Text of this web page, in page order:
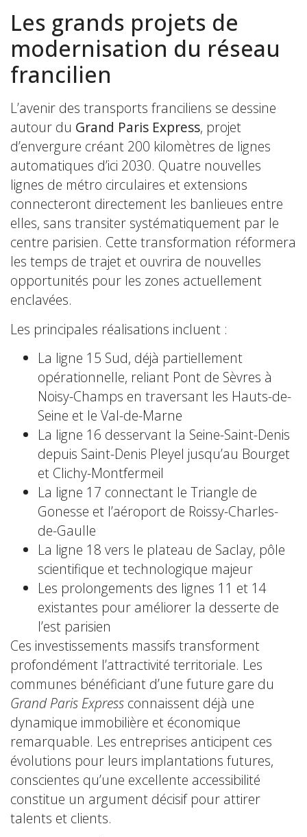
Les grands projets de
modernisation du réseau
francilien
L’avenir des transports franciliens se dessine
autour du Grand Paris Express, projet
d’envergure créant 200 kilomètres de lignes
automatiques d’ici 2030. Quatre nouvelles
lignes de métro circulaires et extensions
connecteront directement les banlieues entre
elles, sans transiter systématiquement par le
centre parisien. Cette transformation réformera
les temps de trajet et ouvrira de nouvelles
opportunités pour les zones actuellement
enclavées.
Les principales réalisations incluent :
La ligne 15 Sud, déjà partiellement
opérationnelle, reliant Pont de Sèvres à
Noisy-Champs en traversant les Hauts-de-
Seine et le Val-de-Marne
La ligne 16 desservant la Seine-Saint-Denis
depuis Saint-Denis Pleyel jusqu’au Bourget
et Clichy-Montfermeil
La ligne 17 connectant le Triangle de
Gonesse et l’aéroport de Roissy-Charles-
de-Gaulle
La ligne 18 vers le plateau de Saclay, pôle
scientifique et technologique majeur
Les prolongements des lignes 11 et 14
existantes pour améliorer la desserte de
l’est parisien
Ces investissements massifs transforment
profondément l’attractivité territoriale. Les
communes bénéficiant d’une future gare du
Grand Paris Express connaissent déjà une
dynamique immobilière et économique
remarquable. Les entreprises anticipent ces
évolutions pour leurs implantations futures,
conscientes qu’une excellente accessibilité
constitue un argument décisif pour attirer
talents et clients.